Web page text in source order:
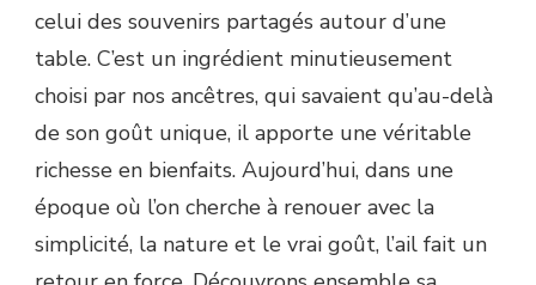
celui des souvenirs partagés autour d’une
table. C’est un ingrédient minutieusement
choisi par nos ancêtres, qui savaient qu’au-delà
de son goût unique, il apporte une véritable
richesse en bienfaits. Aujourd’hui, dans une
époque où l’on cherche à renouer avec la
simplicité, la nature et le vrai goût, l’ail fait un